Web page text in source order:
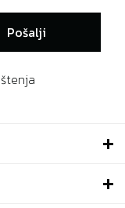
Pošalji